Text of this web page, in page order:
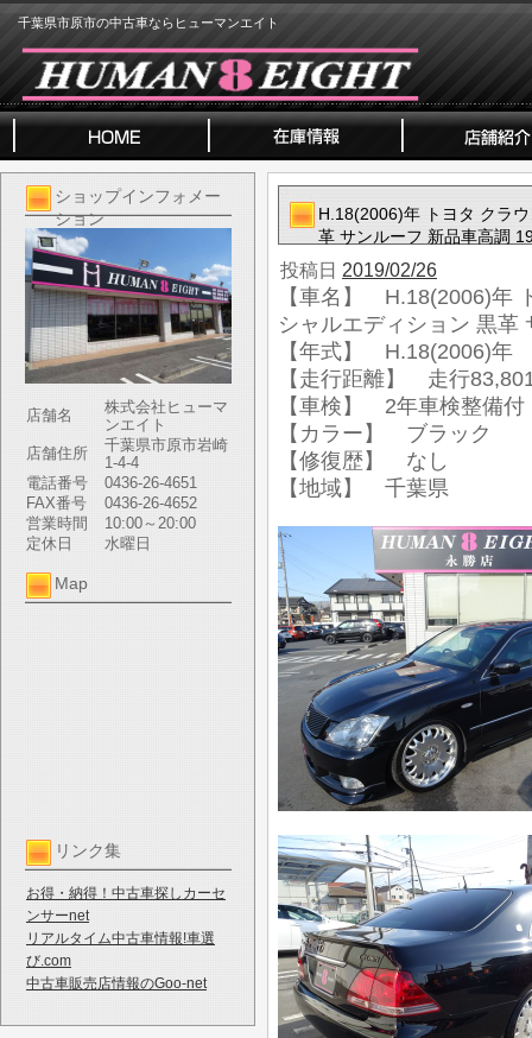
千葉県市原市の中古車ならヒューマンエイト
ショップインフォメー
ション
店舗名
株式会社ヒューマ
ンエイト
店舗住所
千葉県市原市岩崎
1-4-4
電話番号
0436-26-4651
FAX番号
0436-26-4652
営業時間
10:00～20:00
定休日
水曜日
Map
リンク集
お得・納得！中古車探しカーセ
ンサーnet
リアルタイム中古車情報!車選
び.com
中古車販売店情報のGoo-net
H.18(2006)年 トヨタ クラ
革 サンルーフ 新品車高調
投稿日 2019/02/26
【車名】 H.18(2006)年
シャルエディション 黒革
【年式】 H.18(2006)年
【走行距離】 走行
【車検】 2年車検整備付
【カラー】 ブラック
【修復歴】 なし
【地域】 千葉県